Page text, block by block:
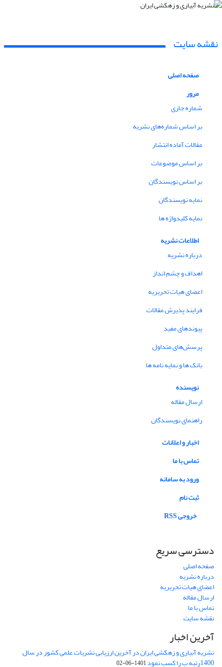
نقشه سایت
صفحه اصلی
مرور
شماره جاری
بر اساس شماره‌های نشریه
مقالات آماده انتشار
بر اساس موضوعات
بر اساس نویسندگان
نمایه نویسندگان
نمایه کلیدواژه ها
اطلاعات نشریه
درباره نشریه
اهداف و چشم انداز
اعضای هیات تحریریه
فرایند پذیرش مقالات
پیوندهای مفید
پرسش‌های متداول
بانک ها و نمایه نامه ها
نویسنده
ارسال مقاله
راهنمای نویسندگان
اخبار و اعلانات
تماس با ما
ورود به سامانه
ثبت نام
خروجی RSS
دسترسی سریع
صفحه اصلی
درباره نشریه
اعضای هیات تحریریه
ارسال مقاله
تماس با ما
نقشه سایت
آخرین اخبار
نشریه آبیاری و زهکشی ایران در آخرین ارزیابی نشریات علمی کشور در سال
1400رتبه ب را کسب نمود 1401-06-02